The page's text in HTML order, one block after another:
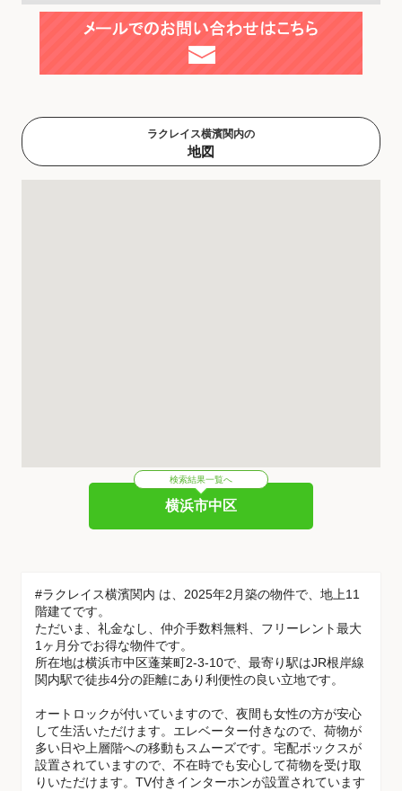
ラクレイス横濱関内の
地図
検索結果一覧へ
横浜市中区
#ラクレイス横濱関内 は、2025年2月築の物件で、地上11
階建てです。
ただいま、礼金なし、仲介手数料無料、フリーレント最大
1ヶ月分でお得な物件です。
所在地は横浜市中区蓬莱町2-3-10で、最寄り駅はJR根岸線
関内駅で徒歩4分の距離にあり利便性の良い立地です。
オートロックが付いていますので、夜間も女性の方が安心
して生活いただけます。エレベーター付きなので、荷物が
多い日や上層階への移動もスムーズです。宅配ボックスが
設置されていますので、不在時でも安心して荷物を受け取
りいただけます。TV付きインターホンが設置されています